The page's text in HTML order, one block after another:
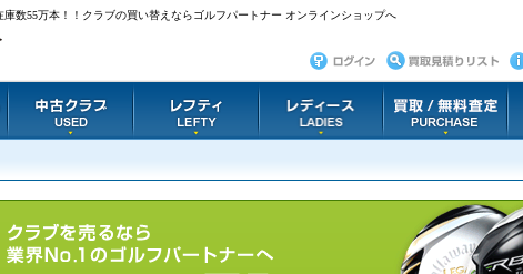
数55万本！！クラブの買い替えならゴルフパートナー オンラインショップへ